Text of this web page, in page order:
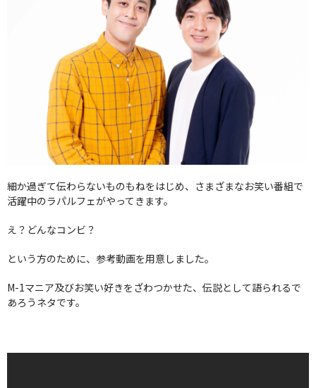
細か過ぎて伝わらないものもねをはじめ、さまざまなお笑い番組で
活躍中のラパルフェがやってきます。
え？どんなコンビ？
という方のために、参考動画を用意しました。
M-1マニア及びお笑い好きをざわつかせた、伝説として語られるで
あろうネタです。